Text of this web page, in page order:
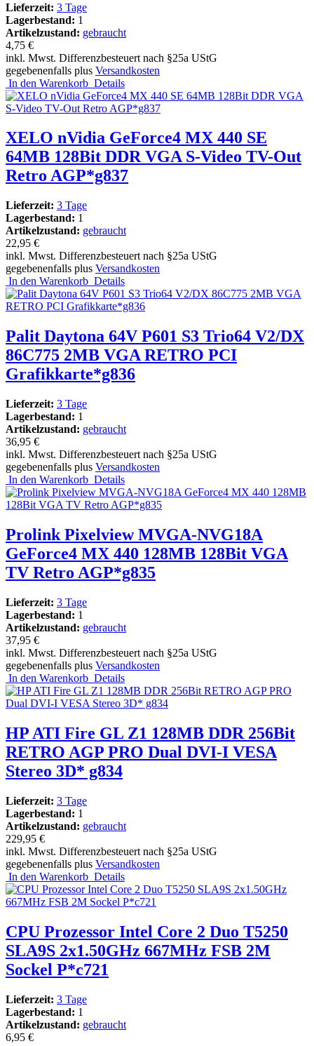
Lieferzeit: 3 Tage
Lagerbestand: 1
Artikelzustand: gebraucht
4,75 €
inkl. Mwst. Differenzbesteuert nach §25a UStG
gegebenenfalls plus Versandkosten
In den Warenkorb Details
XELO nVidia GeForce4 MX 440 SE
64MB 128Bit DDR VGA S-Video TV-Out
Retro AGP*g837
Lieferzeit: 3 Tage
Lagerbestand: 1
Artikelzustand: gebraucht
22,95 €
inkl. Mwst. Differenzbesteuert nach §25a UStG
gegebenenfalls plus Versandkosten
In den Warenkorb Details
Palit Daytona 64V P601 S3 Trio64 V2/DX
86C775 2MB VGA RETRO PCI
Grafikkarte*g836
Lieferzeit: 3 Tage
Lagerbestand: 1
Artikelzustand: gebraucht
36,95 €
inkl. Mwst. Differenzbesteuert nach §25a UStG
gegebenenfalls plus Versandkosten
In den Warenkorb Details
Prolink Pixelview MVGA-NVG18A
GeForce4 MX 440 128MB 128Bit VGA
TV Retro AGP*g835
Lieferzeit: 3 Tage
Lagerbestand: 1
Artikelzustand: gebraucht
37,95 €
inkl. Mwst. Differenzbesteuert nach §25a UStG
gegebenenfalls plus Versandkosten
In den Warenkorb Details
HP ATI Fire GL Z1 128MB DDR 256Bit
RETRO AGP PRO Dual DVI-I VESA
Stereo 3D* g834
Lieferzeit: 3 Tage
Lagerbestand: 1
Artikelzustand: gebraucht
229,95 €
inkl. Mwst. Differenzbesteuert nach §25a UStG
gegebenenfalls plus Versandkosten
In den Warenkorb Details
CPU Prozessor Intel Core 2 Duo T5250
SLA9S 2x1.50GHz 667MHz FSB 2M
Sockel P*c721
Lieferzeit: 3 Tage
Lagerbestand: 1
Artikelzustand: gebraucht
6,95 €